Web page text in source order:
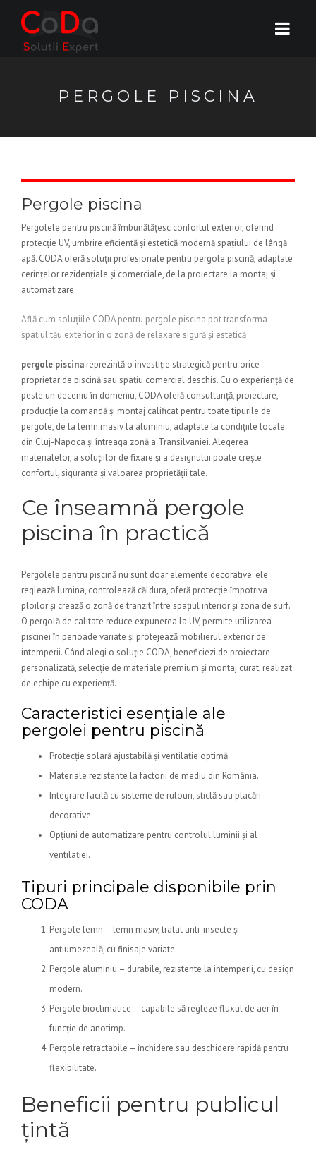
PERGOLE PISCINA
Pergole piscina
Pergolele pentru piscină îmbunătățesc confortul exterior, oferind
protecție UV, umbrire eficientă și estetică modernă spațiului de lângă
apă. CODA oferă soluții profesionale pentru pergole piscină, adaptate
cerințelor rezidențiale și comerciale, de la proiectare la montaj și
automatizare.
Află cum soluțiile CODA pentru pergole piscina pot transforma
spațiul tău exterior în o zonă de relaxare sigură și estetică
pergole piscina reprezintă o investiție strategică pentru orice
proprietar de piscină sau spațiu comercial deschis. Cu o experiență de
peste un deceniu în domeniu, CODA oferă consultanță, proiectare,
producție la comandă și montaj calificat pentru toate tipurile de
pergole, de la lemn masiv la aluminiu, adaptate la condițiile locale
din Cluj-Napoca și întreaga zonă a Transilvaniei. Alegerea
materialelor, a soluțiilor de fixare și a designului poate crește
confortul, siguranța și valoarea proprietății tale.
Ce înseamnă pergole
piscina în practică
Pergolele pentru piscină nu sunt doar elemente decorative: ele
reglează lumina, controlează căldura, oferă protecție împotriva
ploilor și crează o zonă de tranzit între spațiul interior și zona de surf.
O pergolă de calitate reduce expunerea la UV, permite utilizarea
piscinei în perioade variate și protejează mobilierul exterior de
intemperii. Când alegi o soluție CODA, beneficiezi de proiectare
personalizată, selecție de materiale premium și montaj curat, realizat
de echipe cu experiență.
Caracteristici esențiale ale
pergolei pentru piscină
Protecție solară ajustabilă și ventilație optimă.
Materiale rezistente la factorii de mediu din România.
Integrare facilă cu sisteme de rulouri, sticlă sau placări
decorative.
Opțiuni de automatizare pentru controlul luminii și al
ventilației.
Tipuri principale disponibile prin
CODA
Pergole lemn – lemn masiv, tratat anti-insecte și
antiumezeală, cu finisaje variate.
Pergole aluminiu – durabile, rezistente la intemperii, cu design
modern.
Pergole bioclimatice – capabile să regleze fluxul de aer în
funcție de anotimp.
Pergole retractabile – închidere sau deschidere rapidă pentru
flexibilitate.
Beneficii pentru publicul
țintă